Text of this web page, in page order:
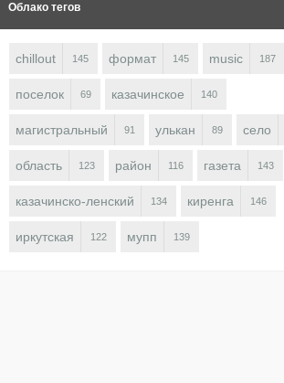
Облако тегов
chillout 145 формат 145 music 187
поселок 69 казачинское 140
магистральный 91 улькан 89 село
область 123 район 116 газета 143
казачинско-ленский 134 киренга 146
иркутская 122 мупп 139